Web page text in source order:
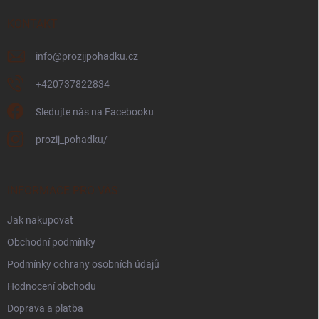
info@prozijpohadku.cz
+420737822834
Sledujte nás na Facebooku
prozij_pohadku/
Jak nakupovat
Obchodní podmínky
Podmínky ochrany osobních údajů
Hodnocení obchodu
Doprava a platba